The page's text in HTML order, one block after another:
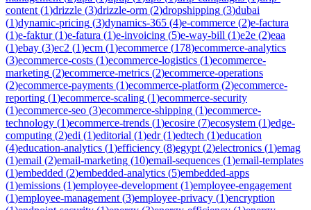
content (1)drizzle (3)drizzle-orm (2)dropshipping (3)dubai
(1)dynamic-pricing (3)dynamics-365 (4)e-commerce (2)e-factura
(1)e-faktur(1)e-fatura (1)e-invoicing (5)e-way-bill (1)e2e (2)eaa
(1)ebay (3)ec2 (1)ecm (1)ecommerce (178)ecommerce-analytics
(3)ecommerce-costs (1)ecommerce-logistics (1)ecommerce-
marketing (2)ecommerce-metrics (2)ecommerce-operations
(2)ecommerce-payments (1)ecommerce-platform (2)ecommerce-
reporting (1)ecommerce-scaling (1)ecommerce-security
(1)ecommerce-seo (3)ecommerce-shipping (1)ecommerce-
technology (1)ecommerce-trends (1)ecosire (7)ecosystem (1)edge-
computing (2)edi (1)editorial (1)edr(1)edtech (1)education
(4)education-analytics (1)efficiency (8)egypt (2)electronics (1)emag
(1)email (2)email-marketing (10)email-sequences (1)email-templates
(1)embedded (2)embedded-analytics (5)embedded-apps
(1)emissions (1)employee-development (1)employee-engagement
(1)employee-management (3)employee-privacy (1)encryption